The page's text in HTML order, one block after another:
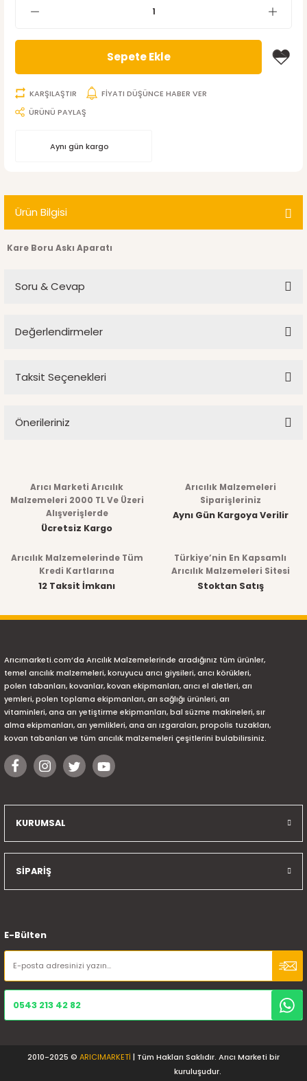
Sepete Ekle
KARŞILAŞTIR
FİYATI DÜŞÜNCE HABER VER
ÜRÜNÜ PAYLAŞ
Aynı gün kargo
Ürün Bilgisi
Kare Boru Askı Aparatı
Soru & Cevap
Değerlendirmeler
Taksit Seçenekleri
Önerileriniz
kullanarak tarafımıza iletebilirsiniz.
Görüş ve önerileriniz için teşekkür ederiz.
Ürün resmi kalitesiz, bozuk veya görüntülenemiyor.
Ürün açıklamasında eksik bilgiler bulunuyor.
Ürün bilgilerinde hatalar bulunuyor.
Bu ürüne benzer farklı alternatifler olmalı.
Arıcı Marketi Arıcılık
Malzemeleri 2000 TL Ve Üzeri
Alışverişlerde
Ücretsiz Kargo
Arıcılık Malzemeleri
Siparişleriniz
Aynı Gün Kargoya Verilir
Arıcılık Malzemelerinde Tüm
Kredi Kartlarına
12 Taksit İmkanı
Türkiye’nin En Kapsamlı
Arıcılık Malzemeleri Sitesi
Stoktan Satış
Arıcımarketi.com’da Arıcılık Malzemelerinde aradığınız tüm ürünler,
temel arıcılık malzemeleri, koruyucu arıcı giysileri, arıcı körükleri,
polen tabanları, kovanlar, kovan ekipmanları, arıcı el aletleri, arı
yemleri, polen toplama ekipmanları, arı sağlığı ürünleri, arı
vitaminleri, ana arı yetiştirme ekipmanları, bal süzme makineleri, sır
alma ekipmanları, arı yemlikleri, ana arı ızgaraları, propolis tuzakları,
kovan tabanları ve tüm arıcılık malzemeleri çeşitlerini bulabilirsiniz.
KURUMSAL
SİPARİŞ
E-Bülten
0543 213 42 82
2010-2025 © ARICIMARKETİ | Tüm Hakları Saklıdır. Arıcı Marketi bir
kuruluşudur.